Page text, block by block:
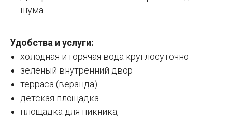
шума
Удобства и услуги:
холодная и горячая вода круглосуточно
зеленый внутренний двор
терраса (веранда)
детская площадка
площадка для пикника,